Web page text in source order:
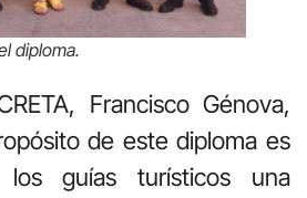
diploma.
Francisco Génova,
de este diploma es
los guías turísticos una